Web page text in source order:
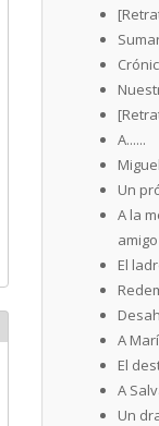
A......
Un
A la
El
A
El
A
Un